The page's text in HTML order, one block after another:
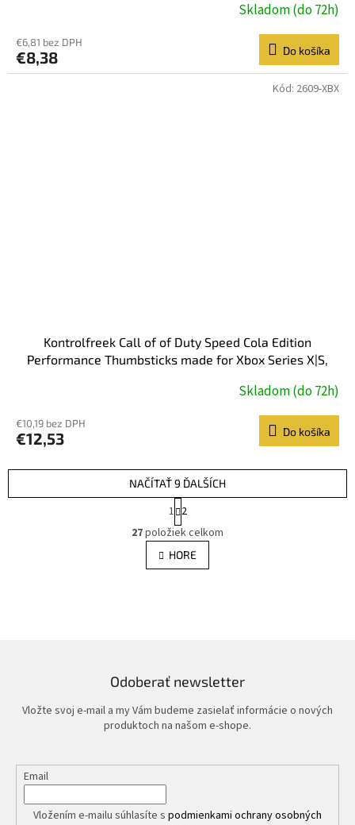
Skladom (do 72h)
€6,81 bez DPH
€8,38 Do košíka
Kontrolfreek Call of of Duty Speed Cola Edition
Performance Thumbsticks made for Xbox Series X|S,
Skladom (do 72h)
€10,19 bez DPH
€12,53 Do košíka
Kód: 2609-XBX
O
v
l
á
r
v
k
y
p
u
NAČÍTAŤ 9 ĎALŠÍCH
S
t
r
á
n
k
1 2
27položiek celkom
HORE
Odoberať newsletter
Vložte svoj e-mail a my Vám budeme zasielať informácie o nových
produktoch na našom e-shope.
Email
Vložením e-mailu súhlasíte s podmienkami ochrany osobných